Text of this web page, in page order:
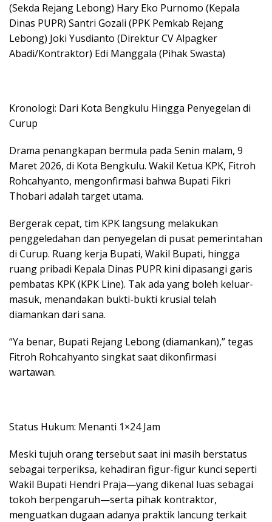
(Sekda Rejang Lebong) Hary Eko Purnomo (Kepala
Dinas PUPR) Santri Gozali (PPK Pemkab Rejang
Lebong) Joki Yusdianto (Direktur CV Alpagker
Abadi/Kontraktor) Edi Manggala (Pihak Swasta)
Kronologi: Dari Kota Bengkulu Hingga Penyegelan di
Curup
Drama penangkapan bermula pada Senin malam, 9
Maret 2026, di Kota Bengkulu. Wakil Ketua KPK, Fitroh
Rohcahyanto, mengonfirmasi bahwa Bupati Fikri
Thobari adalah target utama.
Bergerak cepat, tim KPK langsung melakukan
penggeledahan dan penyegelan di pusat pemerintahan
di Curup. Ruang kerja Bupati, Wakil Bupati, hingga
ruang pribadi Kepala Dinas PUPR kini dipasangi garis
pembatas KPK (KPK Line). Tak ada yang boleh keluar-
masuk, menandakan bukti-bukti krusial telah
diamankan dari sana.
“Ya benar, Bupati Rejang Lebong (diamankan),” tegas
Fitroh Rohcahyanto singkat saat dikonfirmasi
wartawan.
Status Hukum: Menanti 1×24 Jam
Meski tujuh orang tersebut saat ini masih berstatus
sebagai terperiksa, kehadiran figur-figur kunci seperti
Wakil Bupati Hendri Praja—yang dikenal luas sebagai
tokoh berpengaruh—serta pihak kontraktor,
menguatkan dugaan adanya praktik lancung terkait